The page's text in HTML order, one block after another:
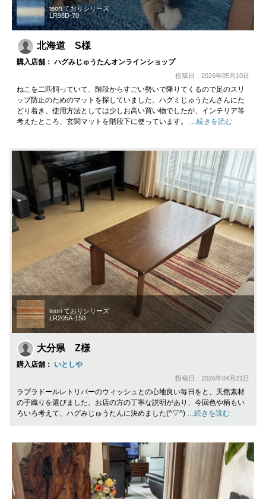
teori ておりシリーズ
LR98D-70
北海道 S様
購入店舗： ハグみじゅうたんオンラインショップ
投稿日：2026年05月10日
ねこを二匹飼っていて、階段からすごい勢いで降りてくるので足のスリ
ップ防止のためのマットを探していました。ハグミじゅうたんさんにた
どり着き、使用方法としては少しお高い買い物でしたが、インテリア等
考えたところ、玄関マットを階段下に使っています。 …続きを読む
teori ておりシリーズ
LR205A-150
大分県 Z様
購入店舗： いとしや
投稿日：2026年04月21日
ラブラドールレトリバーのウィッシュとの心地良い毎日をと、天然素材
の手織りを選びました。お店の方の丁寧な説明があり、今回色や柄もい
ろいろ考えて、ハグみじゅうたんに決めました(^▽^) …続きを読む